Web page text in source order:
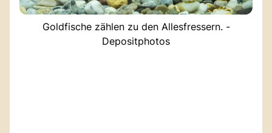
Goldfische zählen zu den Allesfressern. -
Depositphotos